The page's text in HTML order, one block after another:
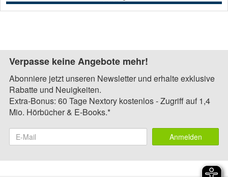
Verpasse keine Angebote mehr!
Abonniere jetzt unseren Newsletter und erhalte exklusive
Rabatte und Neuigkeiten.
Extra-Bonus: 60 Tage Nextory kostenlos - Zugriff auf 1,4
Mio. Hörbücher & E-Books.*
Anmelden